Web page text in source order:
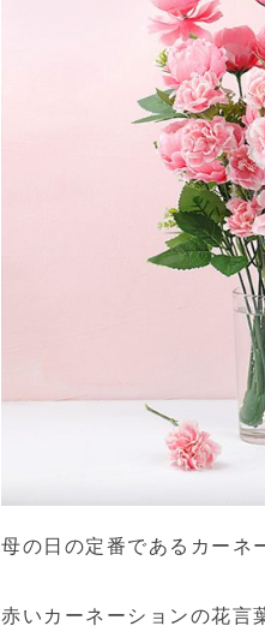
母の日の定番であるカーネ
赤いカーネーションの花言